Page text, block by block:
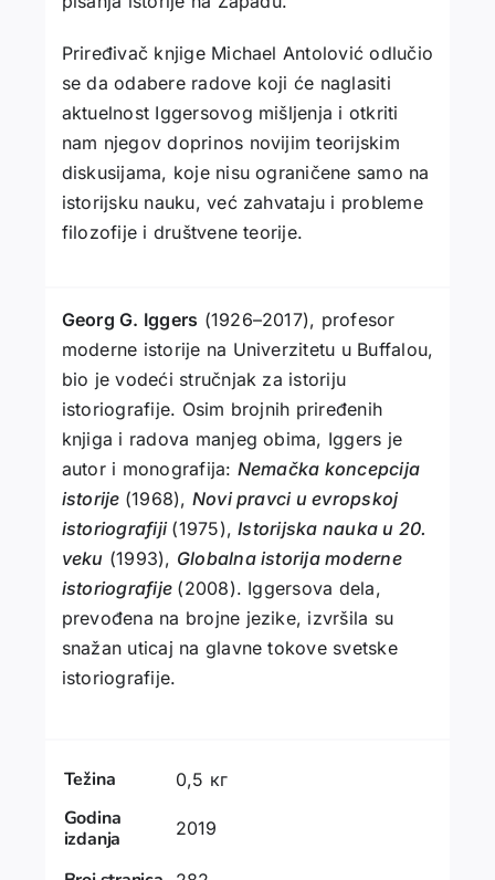
Priređivač knjige Michael Antolović odlučio
se da odabere radove koji će naglasiti
aktuelnost Iggersovog mišlјenja i otkriti
nam njegov doprinos novijim teorijskim
diskusijama, koje nisu ograničene samo na
istorijsku nauku, već zahvataju i probleme
filozofije i društvene teorije.
Georg G. Iggers (1926–2017), profesor
moderne istorije na Univerzitetu u Buffalou,
bio je vodeći stručnjak za istoriju
istoriografije. Osim brojnih priređenih
knjiga i radova manjeg obima, Iggers je
autor i monografija: Nemačka koncepcija
istorije (1968), Novi pravci u evropskoj
istoriografiji (1975),Istorijska nauka u 20.
veku (1993), Globalna istorija moderne
istoriografije (2008). Iggersova dela,
prevođena na brojne jezike, izvršila su
snažan uticaj na glavne tokove svetske
istoriografije.
Težina 0,5 кг
Godina
izdanja
2019